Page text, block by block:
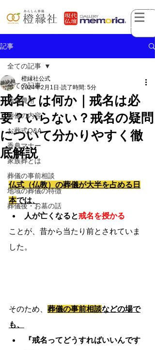
記事
全ての記事
葬儀費用
葬儀の内容
お葬式Q&A
香典マナー
家族葬とは
葬儀の事前相談
地域の葬儀の特徴
葬儀後・お墓の話
全ての記事
戒名とは何か｜戒名は必
要？いらない？戒名の疑問
について分かりやすく徹
底解説
橙縁社公式
2024年2月1日 読了時間: 5分
仏式（仏教）の葬儀が大半を占める日
本では、
人が亡くなると戒名を授かる
ことが、昔から当たり前とされていま
した。
そのため、 葬儀の事前相談などの場で
も、
『戒名ってどうすればいいんです